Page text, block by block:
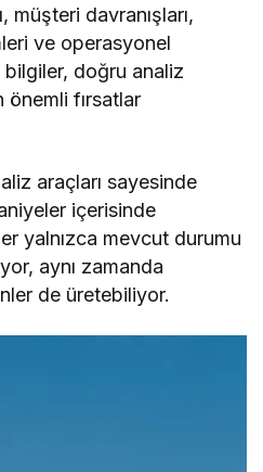
müşteri davranışları,
ve operasyonel
doğru analiz
fırsatlar
araçları sayesinde
içerisinde
yalnızca mevcut durumu
aynı zamanda
de üretebiliyor.